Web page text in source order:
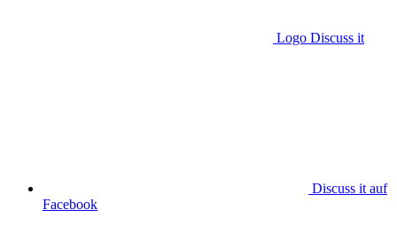
Logo Discuss it
Discuss it auf
Facebook